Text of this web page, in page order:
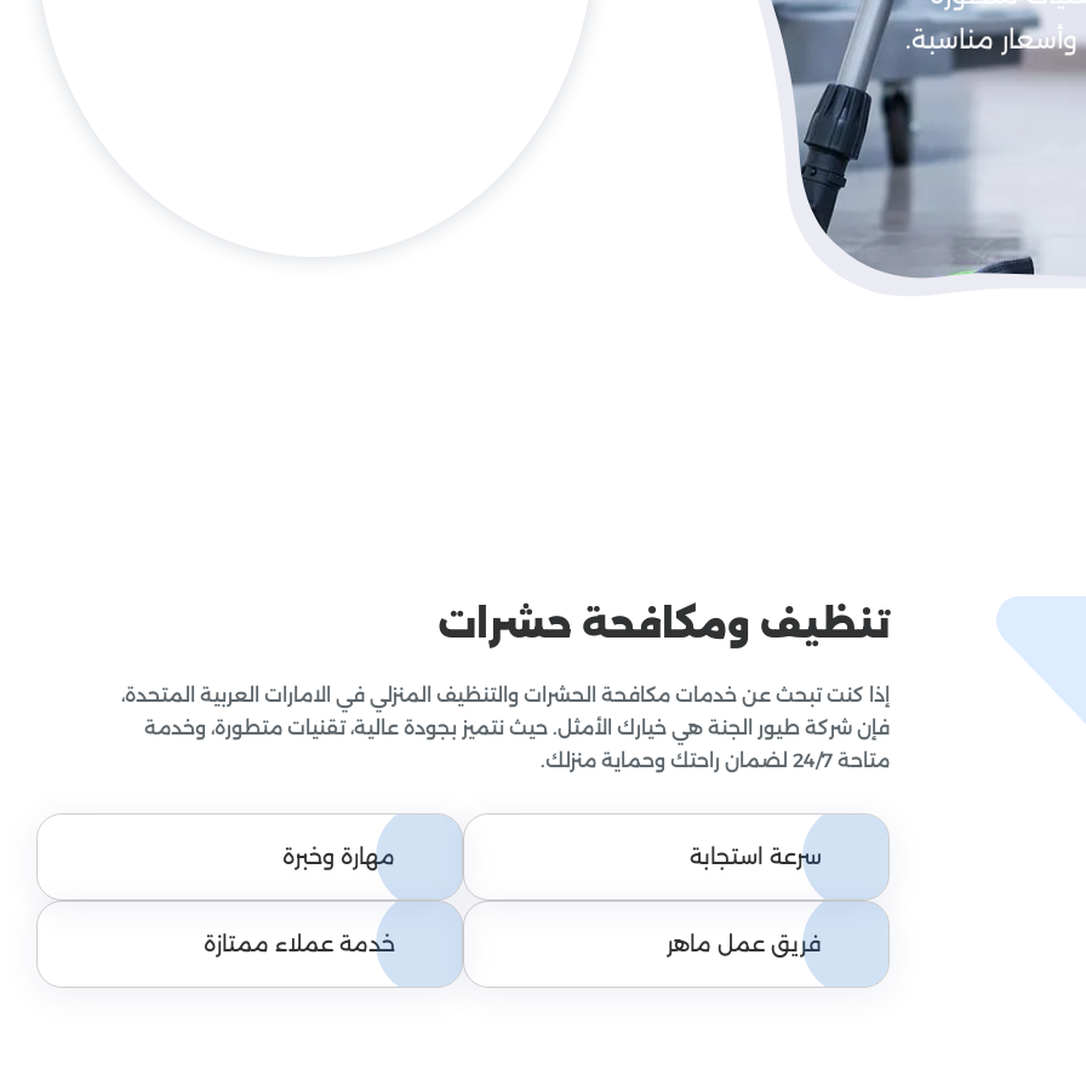
مناسبة.
تنظيف ومكافحة حشرات
إذا كنت تبحث عن خدمات مكافحة الحشرات والتنظيف المنزلي في الامارات العربية المتحدة،
فإن شركة طيور الجنة هي خيارك الأمثل. حيث نتميز بجودة عالية، تقنيات متطورة، وخدمة
متاحة 24/7 لضمان راحتك وحماية منزلك.
سرعة استجابة مهارة وخبرة
فريق عمل ماهر خدمة عملاء ممتازة